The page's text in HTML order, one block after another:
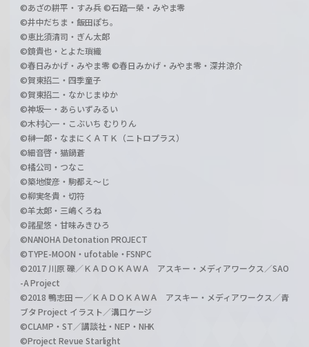
©あざの耕平・すみ兵 ©石踏一榮・みやま零
©井中だちま・飯田ぽち。
©恵比須清司・ぎん太郎
©鏡貴也・とよた瑣織
©春日みかげ・みやま零 ©春日みかげ・みやま零・深井涼介
©賀東招二・四季童子
©賀東招二・なかじまゆか
©神坂一・あらいずみるい
©木村心一・こぶいち むりりん
©榊一郎・なまにくＡＴＫ（ニトロプラス）
©細音啓・猫鍋蒼
©橘公司・つなこ
©築地俊彦・駒都え～じ
©柳実冬貴・切符
©羊太郎・三嶋くろね
©諸星悠・甘味みきひろ
©NANOHA Detonation PROJECT
©TYPE-MOON・ufotable・FSNPC
©2017 川原 礫／ＫＡＤＯＫＡＷＡ アスキー・メディアワークス／SAO
-A Project
©2018 鴨志田 一／ＫＡＤＯＫＡＷＡ アスキー・メディアワークス／青
ブタ Project イラスト／溝口ケージ
©CLAMP・ST／講談社・NEP・NHK
©Project Revue Starlight